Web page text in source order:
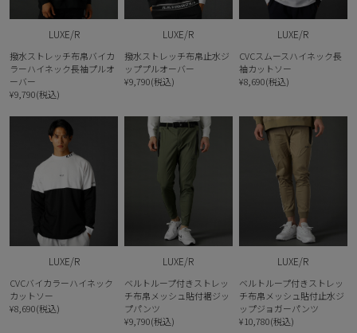
LUXE/R
撥水ストレッチ布帛バイカ
ラーハイネック長袖プルオ
ーバー
¥9,790(税込)
LUXE/R
撥水ストレッチ布帛止水ジ
ッププルオーバー
¥9,790(税込)
LUXE/R
CVCスムースハイネック長
袖カットソー
¥8,690(税込)
LUXE/R
CVCバイカラーハイネック
カットソー
¥8,690(税込)
LUXE/R
ベルトループ付きストレッ
チ布帛メッシュ貼付裾ジッ
プパンツ
¥9,790(税込)
LUXE/R
ベルトループ付きストレッ
チ布帛メッシュ貼付止水ジ
ップジョガーパンツ
¥10,780(税込)